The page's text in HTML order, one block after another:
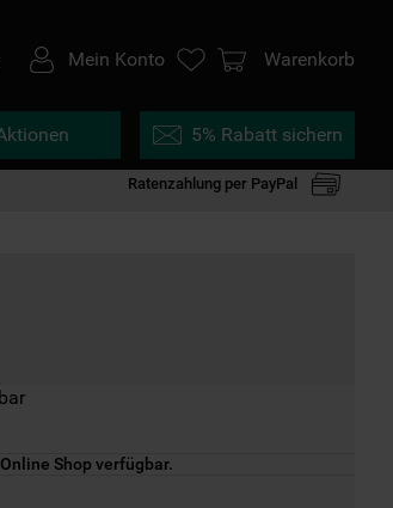
Mein Konto Warenkorb
5% Rabatt sichern
Ratenzahlung per PayPal
Shop verfügbar.